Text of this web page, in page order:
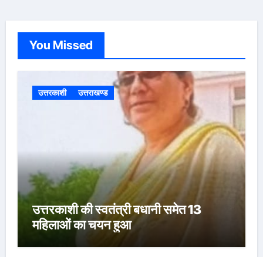
You Missed
उत्तरकाशी उत्तराखण्ड
उत्तरकाशी की स्वतंत्री बधानी समेत 13
महिलाओं का चयन हुआ